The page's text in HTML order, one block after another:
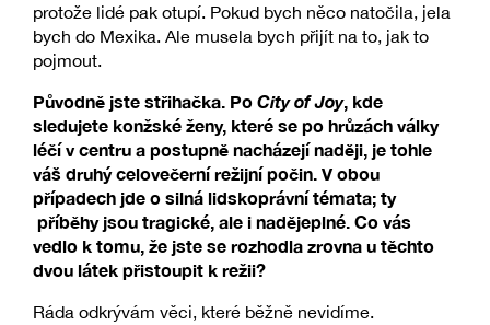
protože lidé pak otupí. Pokud bych něco natočila, jela
bych do Mexika. Ale musela bych přijít na to, jak to
pojmout.
Původně jste střihačka. Po City of Joy, kde
sledujete konžské ženy, které se po hrůzách války
léčí v centru a postupně nacházejí naději, je tohle
váš druhý celovečerní režijní počin. V obou
případech jde o silná lidskoprávní témata; ty
příběhy jsou tragické, ale i nadějeplné. Co vás
vedlo k tomu, že jste se rozhodla zrovna u těchto
dvou látek přistoupit k režii?
Ráda odkrývám věci, které běžně nevidíme.